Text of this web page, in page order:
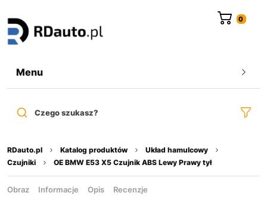
Menu
Czego szukasz?
RDauto.pl Katalog produktów
Układ hamulcowy
Czujniki
OE BMW E53 X5 Czujnik ABS Lewy Prawy tył
Obraz Informacje Opis Recenzje